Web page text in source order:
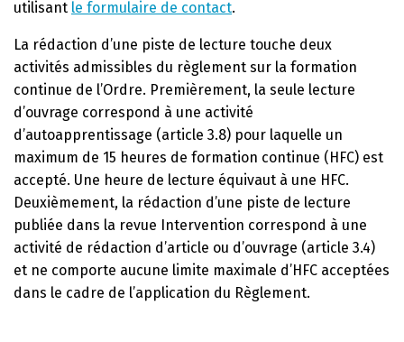
utilisant le formulaire de contact.
La rédaction d’une piste de lecture touche deux
activités admissibles du règlement sur la formation
continue de l’Ordre. Premièrement, la seule lecture
d’ouvrage correspond à une activité
d’autoapprentissage (article 3.8) pour laquelle un
maximum de 15 heures de formation continue (HFC) est
accepté. Une heure de lecture équivaut à une HFC.
Deuxièmement, la rédaction d’une piste de lecture
publiée dans la revue Intervention correspond à une
activité de rédaction d’article ou d’ouvrage (article 3.4)
et ne comporte aucune limite maximale d’HFC acceptées
dans le cadre de l’application du Règlement.